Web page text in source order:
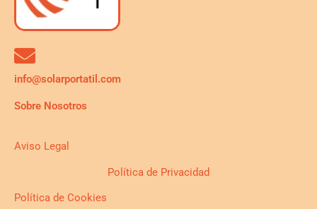
info@solarportatil.com
Sobre Nosotros
Aviso Legal
Política de Privacidad
Política de Cookies